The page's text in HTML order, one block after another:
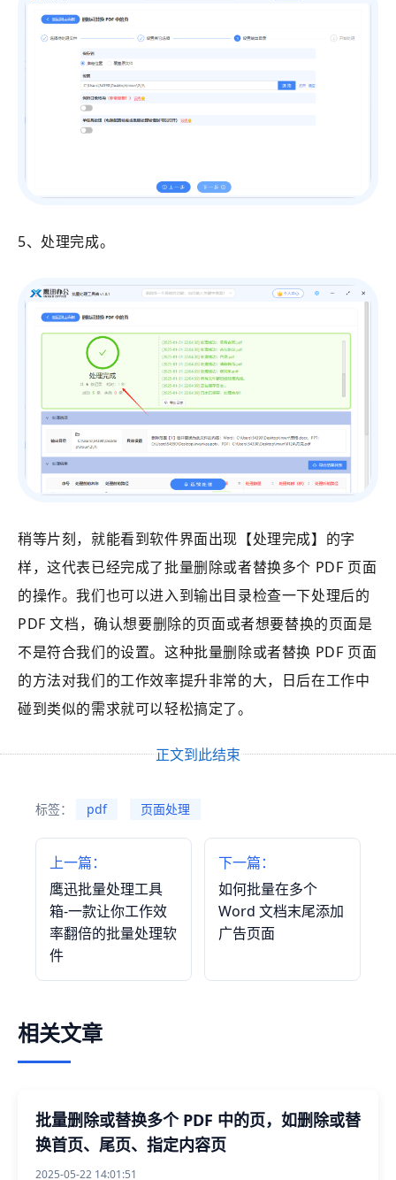
5、处理完成。
稍等片刻，就能看到软件界面出现【处理完成】的字
样，这代表已经完成了批量删除或者替换多个 PDF 页面
的操作。我们也可以进入到输出目录检查一下处理后的
PDF 文档，确认想要删除的页面或者想要替换的页面是
不是符合我们的设置。这种批量删除或者替换 PDF 页面
的方法对我们的工作效率提升非常的大，日后在工作中
碰到类似的需求就可以轻松搞定了。
正文到此结束
标签： pdf 页面处理
上一篇：
鹰迅批量处理工具
箱-一款让你工作效
率翻倍的批量处理软
件
下一篇：
如何批量在多个
Word 文档末尾添加
广告页面
相关文章
批量删除或替换多个 PDF 中的页，如删除或替
换首页、尾页、指定内容页
2025-05-22 14:01:51